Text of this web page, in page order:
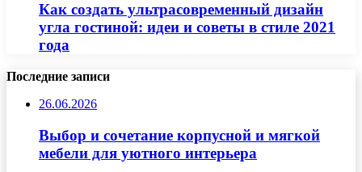
Как создать ультрасовременный дизайн
угла гостиной: идеи и советы в стиле 2021
года
Последние записи
26.06.2026
Выбор и сочетание корпусной и мягкой
мебели для уютного интерьера